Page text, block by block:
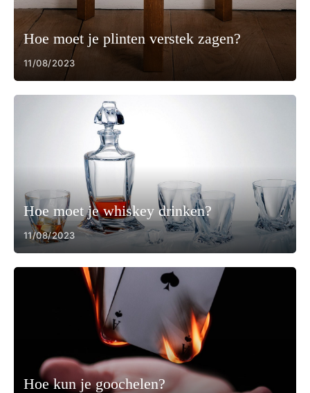
Hoe moet je plinten verstek zagen?
11/08/2023
Hoe moet je whiskey drinken?
11/08/2023
Hoe kun je goochelen?